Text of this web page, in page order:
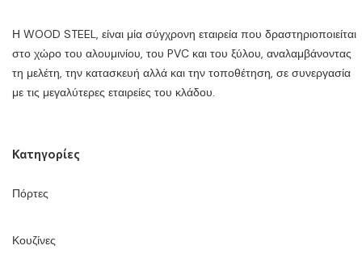
Η WOOD STEEL, είναι μία σύγχρονη εταιρεία που δραστηριοποιείται
στο χώρο του αλουμινίου, του PVC και του ξύλου, αναλαμβάνοντας
τη μελέτη, την κατασκευή αλλά και την τοποθέτηση, σε συνεργασία
με τις μεγαλύτερες εταιρείες του κλάδου.
Κατηγορίες
Πόρτες
Κουζίνες